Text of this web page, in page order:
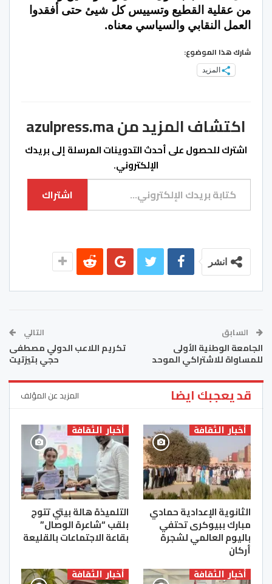
من عقلية القطيع وتسييس كل شيئ حتى أفقدوا
العمل النقابي والسياسي معناه.
شارك هذا الموضوع:
المزيد
اكتشاف المزيد من azulpress.ma
اشترك للحصول على أحدث التدوينات المرسلة إلى بريدك
الإلكتروني.
كتابة بريدك الإلكتروني...
اشتراك
انشر
السابق
الجامعة الوطنية الأولى
للمساواة للاشتراكي الموحد
التالي
تكريم اللاعب الدولي مصطفى
حجي بتيزتيت
قد يعجبك ايضا المزيد عن المؤلف
أخبار الثقافة
الثانوية الإعدادية حمادي
مبارك ببيوكرى تحتفي
باليوم العالمي لشجرة
أركان
أخبار الثقافة
التلميذة هالة بيتي تتوج
بلقب “شاعرة الوصال”
بقاعة الاجتماعات بالقليعة
أخبار الثقافة أخبار الثقافة